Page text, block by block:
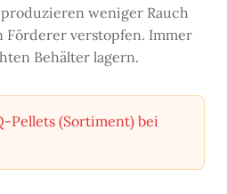
weniger Rauch
Förderer verstopfen. Immer
Behälter lagern.
Pellets (Sortiment) bei